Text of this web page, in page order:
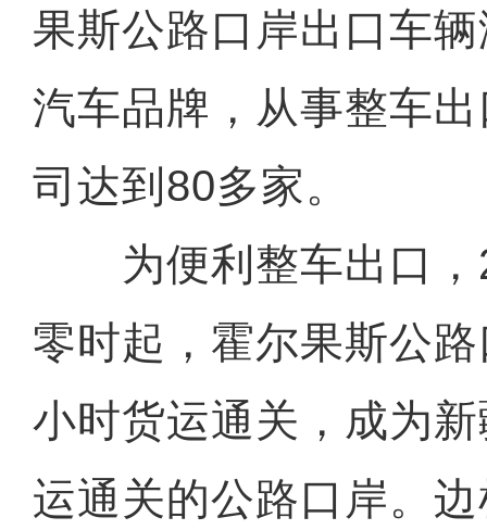
果斯公路口岸出口车
汽车品牌，从事整车
司达到80多家。
为便利整车出口，
零时起，霍尔果斯公
小时货运通关，成为
运通关的公路口岸。